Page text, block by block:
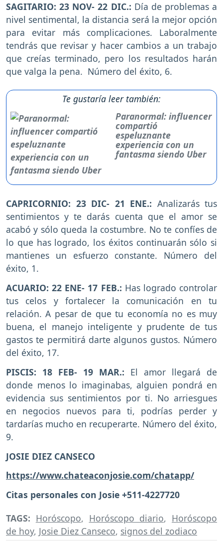
SAGITARIO: 23 NOV- 22 DIC.: Día de problemas a
nivel sentimental, la distancia será la mejor opción
para evitar más complicaciones. Laboralmente
tendrás que revisar y hacer cambios a un trabajo
que creías terminado, pero los resultados harán
que valga la pena. Número del éxito, 6.
Te gustaría leer también:
Paranormal: influencer
compartió
espeluznante
experiencia con un
fantasma siendo Uber
CAPRICORNIO: 23 DIC- 21 ENE.: Analizarás tus
sentimientos y te darás cuenta que el amor se
acabó y sólo queda la costumbre. No te confíes de
lo que has logrado, los éxitos continuarán sólo si
mantienes un esfuerzo constante. Número del
éxito, 1.
ACUARIO: 22 ENE- 17 FEB.: Has logrado controlar
tus celos y fortalecer la comunicación en tu
relación. A pesar de que tu economía no es muy
buena, el manejo inteligente y prudente de tus
gastos te permitirá darte algunos gustos. Número
del éxito, 17.
PISCIS: 18 FEB- 19 MAR.: El amor llegará de
donde menos lo imaginabas, alguien pondrá en
evidencia sus sentimientos por ti. No arriesgues
en negocios nuevos para ti, podrías perder y
tardarías mucho en recuperarte. Número del éxito,
9.
JOSIE DIEZ CANSECO
https://www.chateaconjosie.com/chatapp/
Citas personales con Josie +511-4227720
TAGS: Horóscopo, Horóscopo diario, Horóscopo
de hoy, Josie Diez Canseco, signos del zodiaco